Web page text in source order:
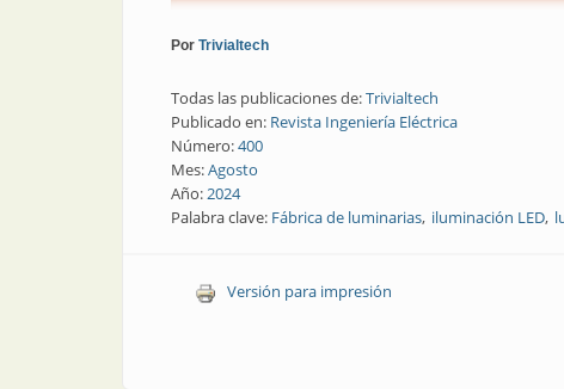
Por Trivialtech
Todas las publicaciones de:Trivialtech
Publicado en: Revista Ingeniería Eléctrica
Número:400
Mes:Agosto
Año:2024
Palabra clave: Fábrica de luminarias iluminación LED
Versión para impresión